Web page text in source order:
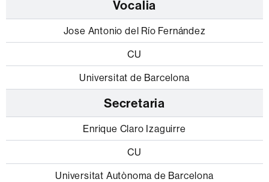
Vocalia
Jose Antonio del Río Fernández
CU
Universitat de Barcelona
Secretaria
Enrique Claro Izaguirre
CU
Universitat Autònoma de Barcelona